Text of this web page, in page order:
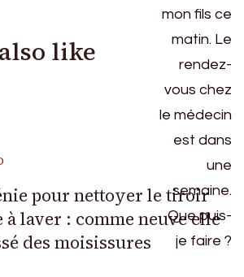
like
pour nettoyer le tiroir
à laver : comme neuve elle
des moisissures